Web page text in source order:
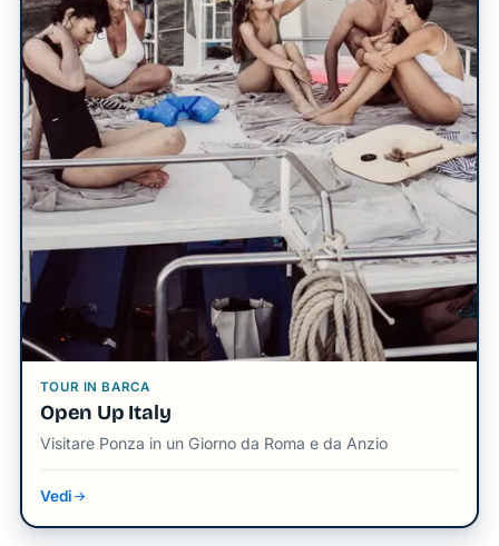
TOUR IN BARCA
Open Up Italy
Visitare Ponza in un Giorno da Roma e da Anzio
Vedi